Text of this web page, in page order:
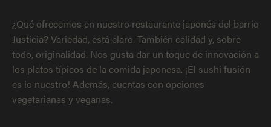
¿Qué ofrecemos en nuestro restaurante japonés del barrio
Justicia? Variedad, está claro. También calidad y, sobre
todo, originalidad. Nos gusta dar un toque de innovación a
los platos típicos de la comida japonesa. ¡El sushi fusión
es lo nuestro! Además, cuentas con opciones
vegetarianas y veganas.